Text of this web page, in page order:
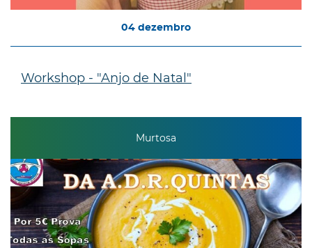
04 dezembro
Workshop - "Anjo de Natal"
Murtosa